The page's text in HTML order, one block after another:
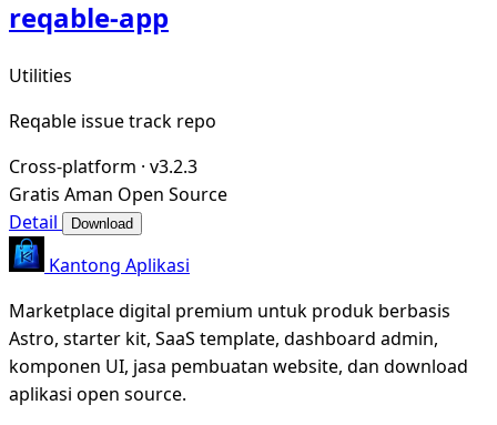
reqable-app
Utilities
Reqable issue track repo
Cross-platform · v3.2.3
Gratis Aman Open Source
Detail
Download
Kantong Aplikasi
Marketplace digital premium untuk produk berbasis
Astro, starter kit, SaaS template, dashboard admin,
komponen UI, jasa pembuatan website, dan download
aplikasi open source.